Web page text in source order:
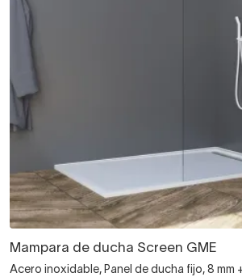
Mampara de ducha Screen GME
Acero inoxidable, Panel de ducha fijo, 8